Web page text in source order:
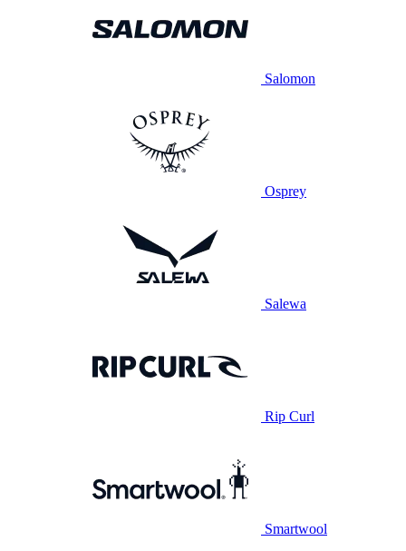
Salomon
Osprey
Salewa
Rip Curl
Smartwool